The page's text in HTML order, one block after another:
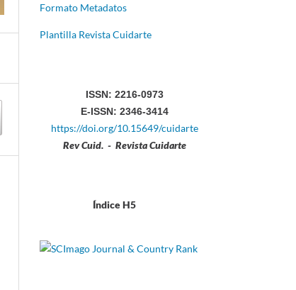
Formato Metadatos
Plantilla Revista Cuidarte
ISSN: 2216-0973
E-ISSN: 2346-3414
https://doi.org/10.15649/cuidarte
Rev Cuid. - Revista Cuidarte
Índice H5